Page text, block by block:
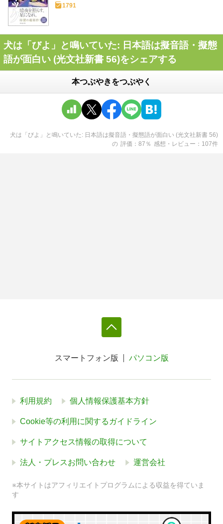
1791
犬は「びよ」と鳴いていた: 日本語は擬音語・擬態
語が面白い (光文社新書 56)をシェアする
本つぶやきをつぶやく
犬は「びよ」と鳴いていた: 日本語は擬音語・擬態語が面白い (光文社新書 56)
の 評価 87 ％ 感想・レビュー 107件
スマートフォン版 パソコン版
利用規約 個人情報保護基本方針
Cookie等の利用に関するガイドライン
サイトアクセス情報の取得について
法人・プレスお問い合わせ 運営会社
※本サイトはアフィリエイトプログラムによる収益を得ていま
す